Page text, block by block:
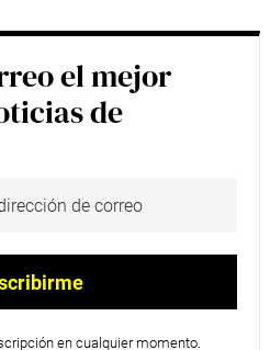
el mejor
de
en cualquier momento.